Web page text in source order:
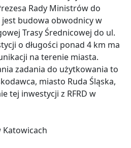
Rady Ministrów do
jest budowa obwodnicy w
Trasy Średnicowej do ul.
o długości ponad 4 km ma
na terenie miasta.
zadania do użytkowania to
miasto Ruda Śląska,
tej inwestycji z RFRD w